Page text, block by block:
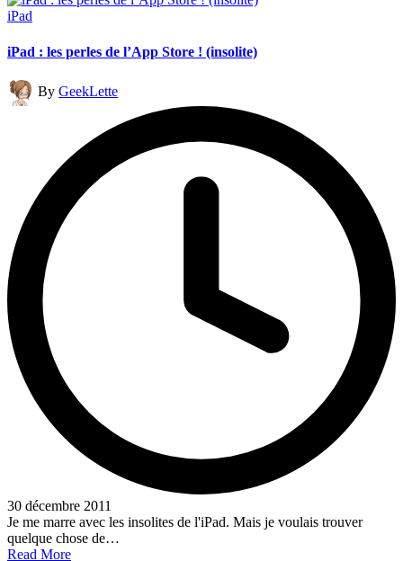
Posted
iPad
iPad : les perles de l’App Store ! (insolite)
Posted
by
By GeekLette
30 décembre 2011
Je me marre avec les insolites de l'iPad. Mais je voulais trouver
quelque chose de…
Read More